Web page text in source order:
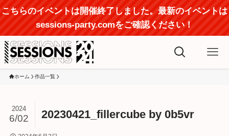
こちらのイベントは開催終了しました。最新のイベントは
sessions-party.comをご確認ください！
ホーム 作品一覧
20230421_fillercube by 0b5vr
2024
6/02